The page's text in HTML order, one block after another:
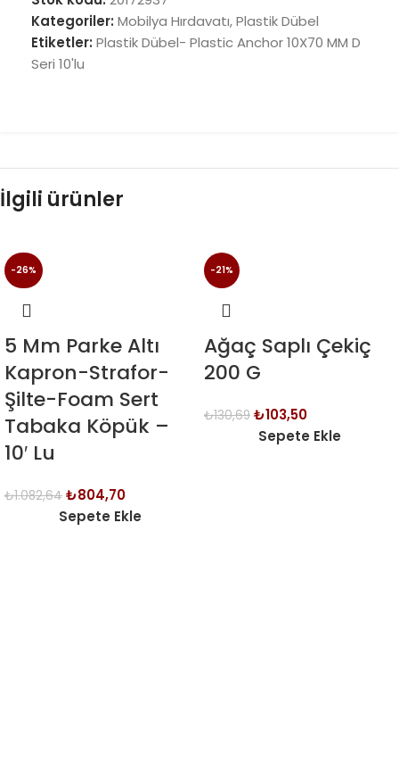
Kategoriler: Mobilya Hırdavatı,Plastik Dübel
Etiketler: Plastik Dübel- Plastic Anchor 10X70 MM D
Seri 10'lu
İlgili ürünler
-26%
5 Mm Parke Altı
Kapron-Strafor-
Şilte-Foam Sert
Tabaka Köpük –
10′ Lu
₺1.082,64 ₺804,70
Sepete Ekle
-21%
Ağaç Saplı Çekiç
200 G
₺130,69 ₺103,50
Sepete Ekle